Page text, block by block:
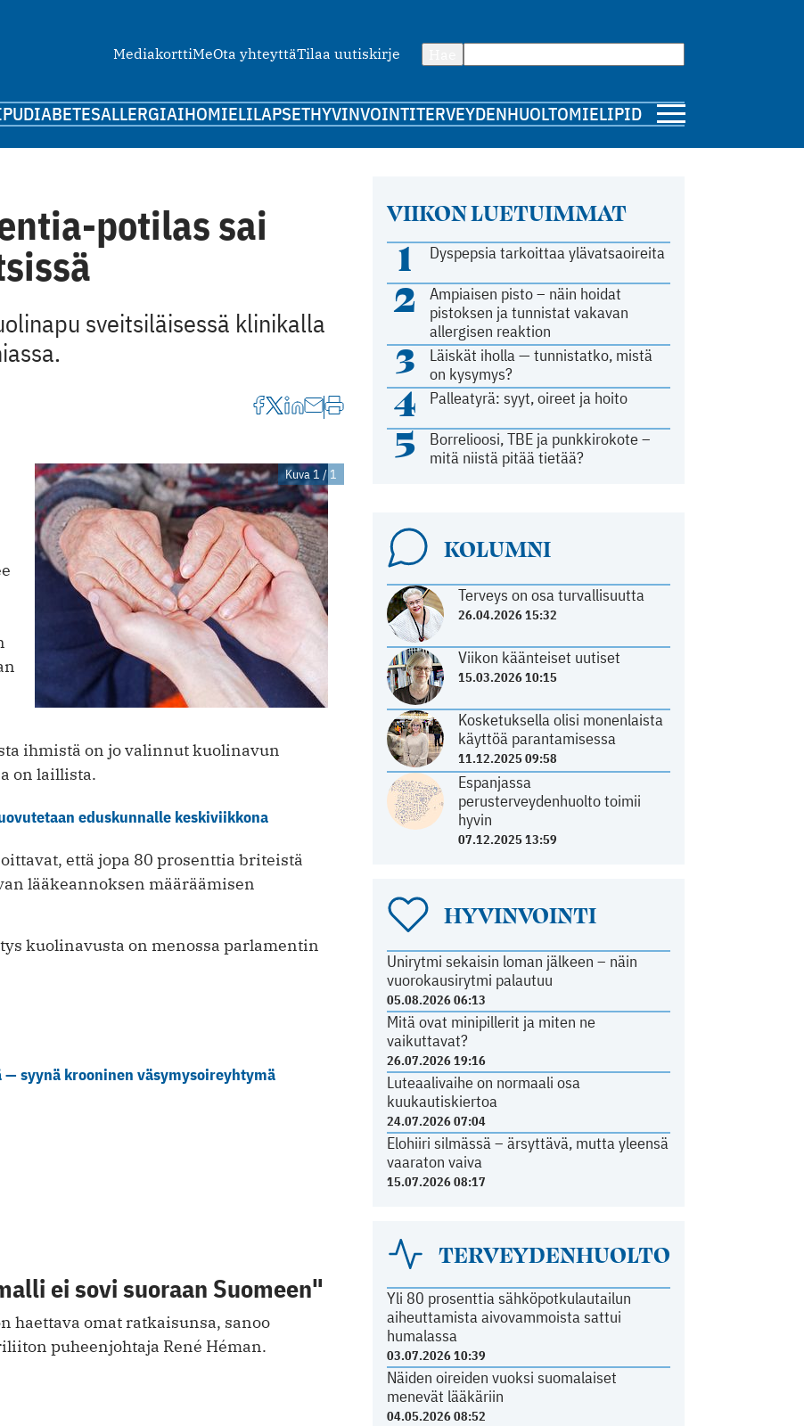
MediakorttiMeOta yhteyttäTilaa uutiskirje
DIABETESALLERGIAIHOMIELILAPSETHYVINVOINTITERVEYDENHUOLTOMIELIPIDE
VIIKON LUETUIMMAT
1 Dyspepsia tarkoittaa ylävatsaoireita
2
Ampiaisen pisto – näin hoidat
pistoksen ja tunnistat vakavan
allergisen reaktion
3
Läiskät iholla — tunnistatko, mistä
on kysymys?
4 Palleatyrä: syyt, oireet ja hoito
5
Borrelioosi, TBE ja punkkirokote –
mitä niistä pitää tietää?
KOLUMNI
Terveys on osa turvallisuutta
26.04.2026 15:32
Viikon käänteiset uutiset
15.03.2026 10:15
Kosketuksella olisi monenlaista
käyttöä parantamisessa
11.12.2025 09:58
Espanjassa
perusterveydenhuolto toimii
hyvin
07.12.2025 13:59
HYVINVOINTI
Unirytmi sekaisin loman jälkeen – näin
vuorokausirytmi palautuu
05.08.2026 06:13
Mitä ovat minipillerit ja miten ne
vaikuttavat?
26.07.2026 19:16
Luteaalivaihe on normaali osa
kuukautiskiertoa
24.07.2026 07:04
Elohiiri silmässä – ärsyttävä, mutta yleensä
vaaraton vaiva
15.07.2026 08:17
TERVEYDENHUOLTO
Yli 80 prosenttia sähköpotkulautailun
aiheuttamista aivovammoista sattui
humalassa
03.07.2026 10:39
Näiden oireiden vuoksi suomalaiset
menevät lääkäriin
04.05.2026 08:52
potilas sai
sveitsiläisessä klinikalla
Kuva 1 / 1
ihmistä on jo valinnut kuolinavun
on laillista.
eduskunnalle keskiviikkona
että jopa 80 prosenttia briteistä
lääkeannoksen määräämisen
kuolinavusta on menossa parlamentin
syynä krooninen väsymysoireyhtymä
ei sovi suoraan Suomeen"
haettava omat ratkaisunsa, sanoo
puheenjohtaja René Héman.